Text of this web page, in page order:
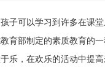
可以学习到许多在课堂
部制定的素质教育的一
，在欢乐的活动中提